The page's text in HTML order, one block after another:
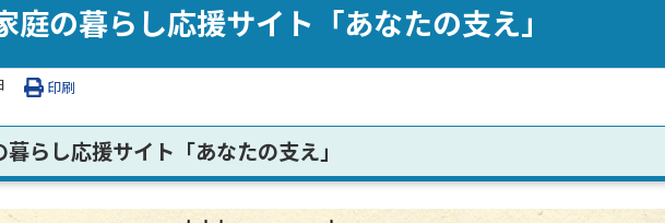
庭の暮らし応援サイト「あなたの支え」
印刷
らし応援サイト「あなたの支え」